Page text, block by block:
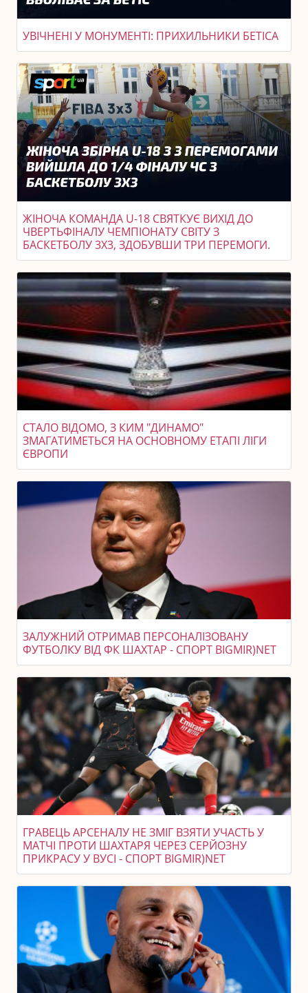
УВІЧНЕНІ У МОНУМЕНТІ: ПРИХИЛЬНИКИ БЕТІСА
ЖІНОЧА КОМАНДА U-18 СВЯТКУЄ ВИХІД ДО
ЧВЕРТЬФІНАЛУ ЧЕМПІОНАТУ СВІТУ З
БАСКЕТБОЛУ 3X3, ЗДОБУВШИ ТРИ ПЕРЕМОГИ.
СТАЛО ВІДОМО, З КИМ "ДИНАМО"
ЗМАГАТИМЕТЬСЯ НА ОСНОВНОМУ ЕТАПІ ЛІГИ
ЄВРОПИ
ЗАЛУЖНИЙ ОТРИМАВ ПЕРСОНАЛІЗОВАНУ
ФУТБОЛКУ ВІД ФК ШАХТАР - СПОРТ BIGMIR)NET
ГРАВЕЦЬ АРСЕНАЛУ НЕ ЗМІГ ВЗЯТИ УЧАСТЬ У
МАТЧІ ПРОТИ ШАХТАРЯ ЧЕРЕЗ СЕРЙОЗНУ
ПРИКРАСУ У ВУСІ - СПОРТ BIGMIR)NET